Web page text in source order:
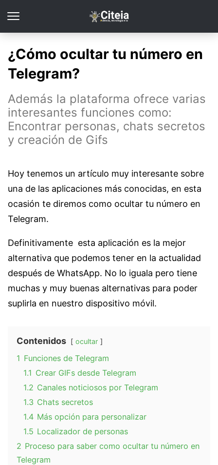
¿Cómo ocultar tu número en
Telegram?
Además la plataforma ofrece varias
interesantes funciones como:
Encontrar personas, chats secretos
y creación de Gifs
Hoy tenemos un artículo muy interesante sobre
una de las aplicaciones más conocidas, en esta
ocasión te diremos como ocultar tu número en
Telegram.
Definitivamente esta aplicación es la mejor
alternativa que podemos tener en la actualidad
después de WhatsApp. No lo iguala pero tiene
muchas y muy buenas alternativas para poder
suplirla en nuestro dispositivo móvil.
Contenidos ocultar
1 Funciones de Telegram
1.1 Crear GIFs desde Telegram
1.2 Canales noticiosos por Telegram
1.3 Chats secretos
1.4 Más opción para personalizar
1.5 Localizador de personas
2 Proceso para saber como ocultar tu número en
Telegram